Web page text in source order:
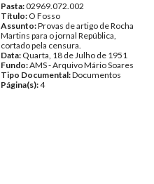
Pasta:02969.072.002
Título: O Fosso
Assunto:Provas de artigo de Rocha
Martins para o jornal República,
cortado pela censura.
Data: Quarta, 18 de Julho de 1951
Fundo:AMS - Arquivo Mário Soares
Tipo Documental:Documentos
Página(s):4